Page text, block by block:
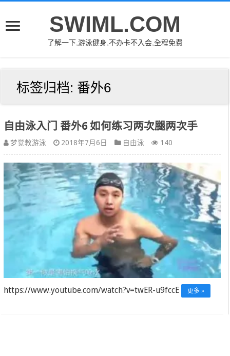
SWIML.COM
了解一下,游泳健身,不办卡不入会,全程免费
标签归档: 番外6
自由泳入门 番外6 如何练习两次腿两次手
梦觉教游泳 2018年7月6日 自由泳 140
https://www.youtube.com/watch?v=twER-u9fccE 更多 »